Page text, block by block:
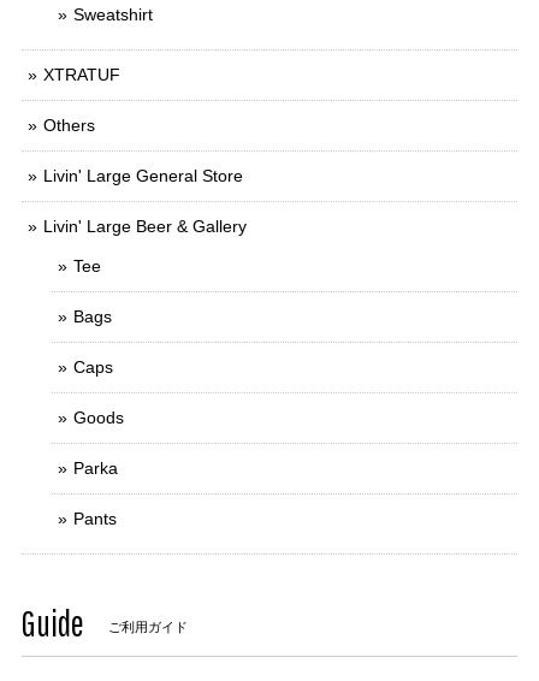
Sweatshirt
XTRATUF
Others
Livin' Large General Store
Livin' Large Beer & Gallery
Tee
Bags
Caps
Goods
Parka
Pants
Guide ご利用ガイド